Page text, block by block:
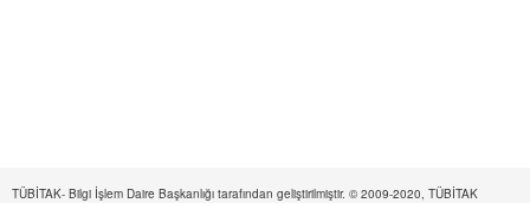
TÜBİTAK- Bilgi İşlem Daire Başkanlığı tarafından geliştirilmiştir. © 2009-2020, TÜBİTAK